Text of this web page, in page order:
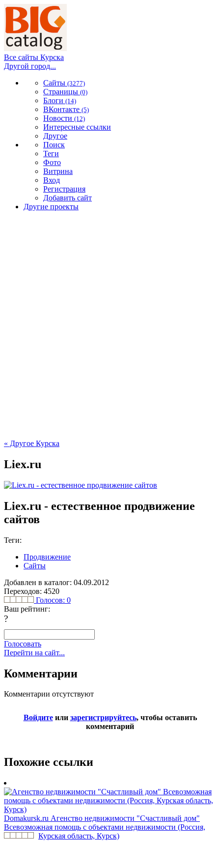
Все сайты Курска
Другой город...
Сайты (3277)
Страницы (0)
Блоги (14)
ВКонтакте (5)
Новости (12)
Интересные ссылки
Другое
Поиск
Теги
Фото
Витрина
Вход
Регистрация
Добавить сайт
Другие проекты
« Другое Курска
Liex.ru
Lіex.ru - естественное продвижение
сайтов
Теги:
Продвижение
Сайты
Добавлен в каталог: 04.09.2012
Переходов: 4520
Голосов: 0
Ваш рейтинг:
?
Голосовать
Перейти на сайт...
Комментарии
Комментарии отсутствуют
Войдитеили зарегистрируйтесь, чтобы оставить
комментарий
Похожие ссылки
Domakursk.ru Агенство недвижимости "Счастливый дом"
Всевозможная помощь с объектами недвижимости (Россия,
Курская область, Курск)